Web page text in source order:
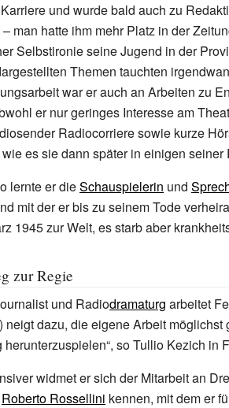
und wurde bald auch zu
man hatte ihm mehr Platz in der
Selbstironie seine Jugend in der
Themen tauchten
war er auch an Arbeiten zu
er nur geringes Interesse am
Radiocorrieresowie kurze
es sie dann später in einigen seiner
lernte er dieSchauspielerin und
mit der er bis zu seinem Tode
1945 zur Welt, es starb aber
zur Regie
und Radiodramaturg arbeitet
neigt dazu, die eigene Arbeit
herunterzuspielen“, so Tullio Kezich in
widmet er sich der Mitarbeit an
Roberto Rossellini kennen, mit dem er